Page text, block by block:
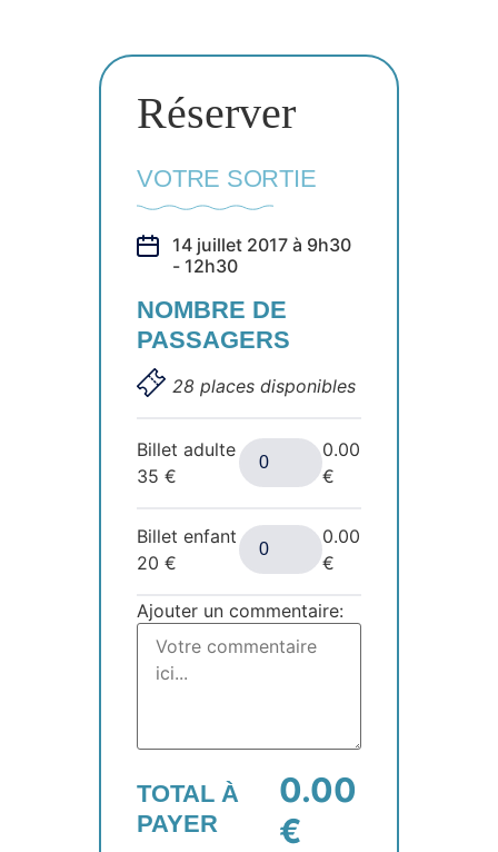
Réserver
VOTRE SORTIE
14 juillet 2017 à 9h30
- 12h30
NOMBRE DE
PASSAGERS
28 places disponibles
Billet adulte
35€
0.00
€
Billet enfant
20€
0.00
€
Ajouter un commentaire:
TOTAL À
PAYER
0.00
€